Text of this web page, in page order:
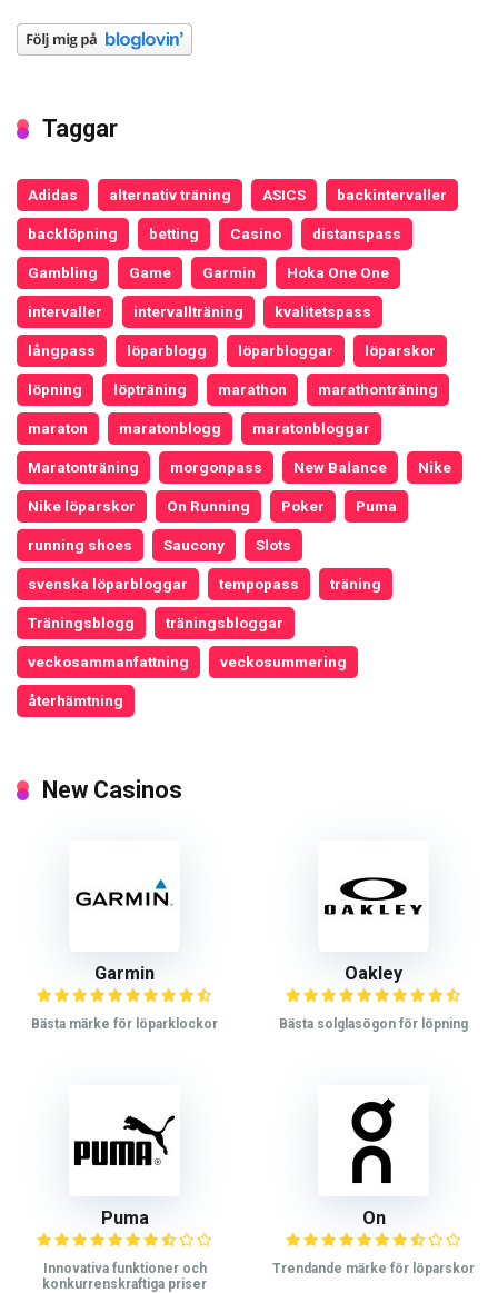
Taggar
Adidas alternativ träning ASICS backintervaller
backlöpning betting Casino distanspass
Gambling Game Garmin Hoka One One
intervaller intervallträning kvalitetspass
långpass löparblogg löparbloggar löparskor
löpning löpträning marathon marathonträning
maraton maratonblogg maratonbloggar
Maratonträning morgonpass New Balance Nike
Nike löparskor On Running Poker Puma
running shoes Saucony Slots
svenska löparbloggar tempopass träning
Träningsblogg träningsbloggar
veckosammanfattning veckosummering
återhämtning
New Casinos
Garmin
Bästa märke för löparklockor
Oakley
Bästa solglasögon för löpning
Puma
Innovativa funktioner och
konkurrenskraftiga priser
On
Trendande märke för löparskor